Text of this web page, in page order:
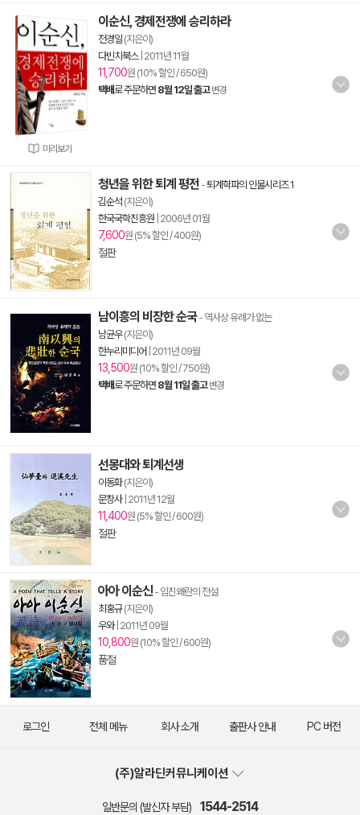
미리보기
이순신, 경제전쟁에 승리하라
전경일 (지은이)
다빈치북스| 2011년 11월
11,700원 (10% 할인 / 650원)
택배로 주문하면 8월 12일 출고 변경
청년을 위한 퇴계 평전 -퇴계학파의 인물시리즈 1
김순석 (지은이)
한국국학진흥원 2006년 01월
7,600원 (5% 할인 / 400원)
절판
남이흥의 비장한 순국- 역사상 유례가 없는
남균우(지은이)
한누리미디어 2011년 09월
13,500원 (10% 할인 / 750원)
택배로 주문하면 8월 11일 출고 변경
선몽대와 퇴계선생
이동화(지은이)
문창사| 2011년 12월
11,400원 (5% 할인 / 600원)
절판
아아 이순신- 임진왜란의 전설
최홍규(지은이)
우와| 2011년 09월
10,800원 (10% 할인 / 600원)
품절
로그인 전체 메뉴 회사 소개 출판사 안내 PC 버전
(주)알라딘커뮤니케이션
일반문의 (발신자 부담) 1544-2514